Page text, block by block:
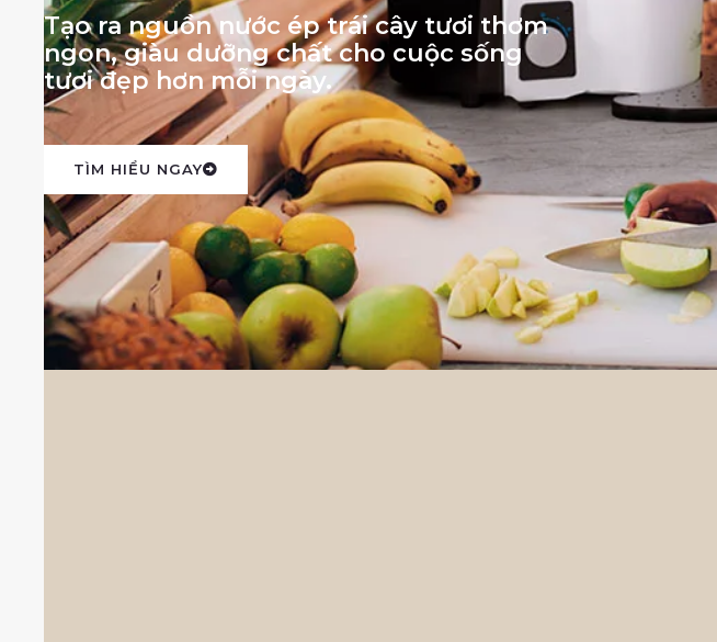
Tạo ra nguồn nước ép trái cây tươi thơm
ngon, giàu dưỡng chất cho cuộc sống
tươi đẹp hơn mỗi ngày.
TÌM HIỂU NGAY